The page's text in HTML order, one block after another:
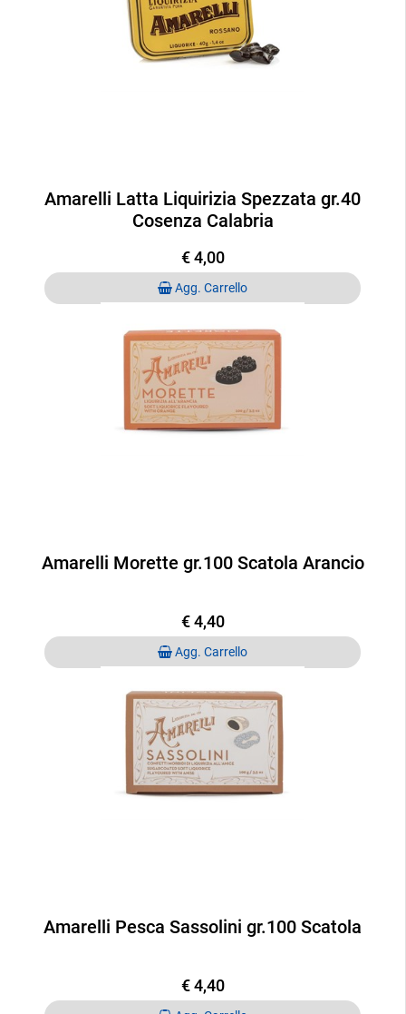
Amarelli Latta Liquirizia Spezzata gr.40
Cosenza Calabria
€ 4,00
Quantità
Agg. Carrello
Amarelli Morette gr.100 Scatola Arancio
€ 4,40
Quantità
Agg. Carrello
Amarelli Pesca Sassolini gr.100 Scatola
€ 4,40
Quantità